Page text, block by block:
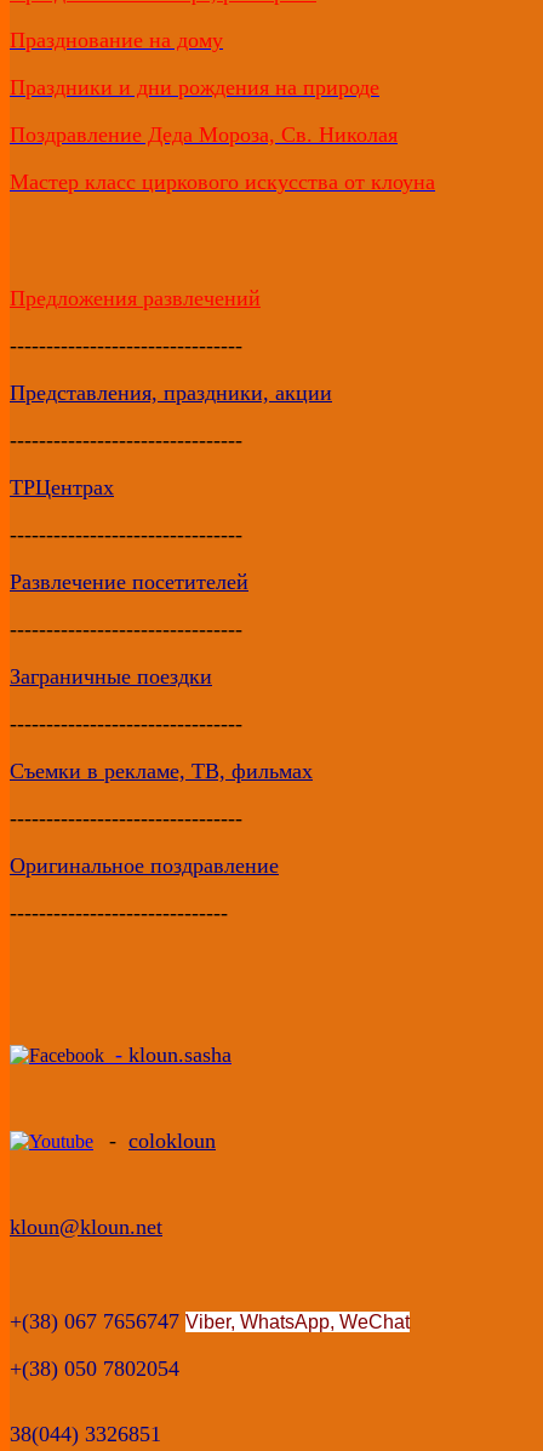
Празднование на дому
Праздники и дни рождения на природе
Поздравление Деда Мороза, Св. Николая
Мастер класс циркового искусства от клоуна
Предложения развлечений
--------------------------------
Представления, праздники, акции
--------------------------------
ТРЦентрах
--------------------------------
Развлечение посетителей
--------------------------------
Заграничные поездки
--------------------------------
Съемки в рекламе, ТВ, фильмах
--------------------------------
Оригинальное поздравление
------------------------------
- kloun.sasha
- colokloun
kloun@kloun.net
+(38) 067 7656747 Viber, WhatsApp, WeChat
+(38) 050 7802054
38(044) 3326851